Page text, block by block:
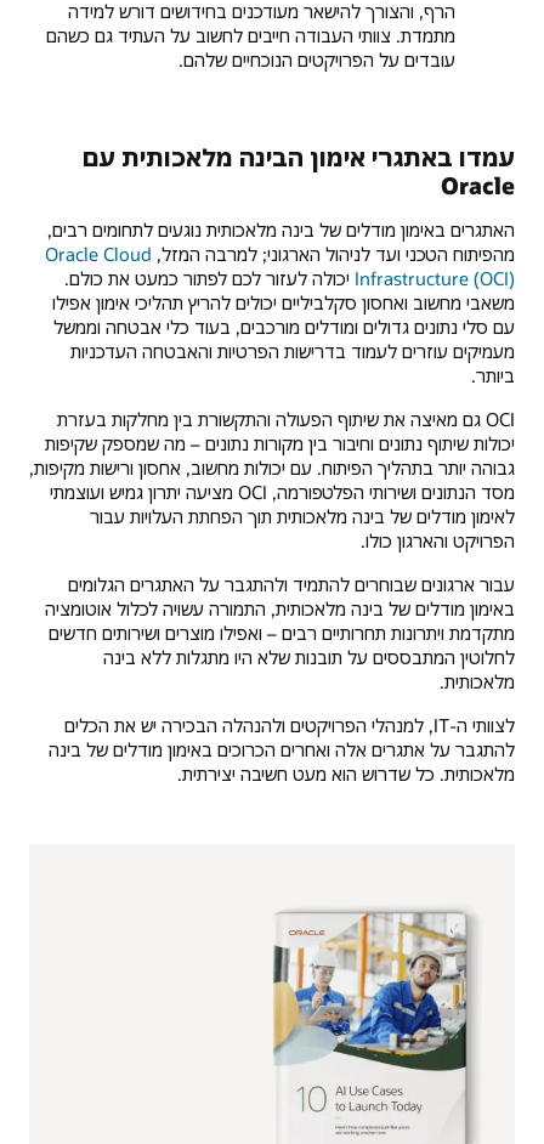
הרף, והצורך להישאר מעודכנים בחידושים דורש למידה
מתמדת. צוותי העבודה חייבים לחשוב על העתיד גם כשהם
עובדים על הפרויקטים הנוכחיים שלהם.
עמדו באתגרי אימון הבינה מלאכותית עם
Oracle
האתגרים באימון מודלים של בינה מלאכותית נוגעים לתחומים רבים,
מהפיתוח הטכני ועד לניהול הארגוני; למרבה המזל, Oracle Cloud
Infrastructure (OCI) יכולה לעזור לכם לפתור כמעט את כולם.
משאבי מחשוב ואחסון סקלביליים יכולים להריץ תהליכי אימון אפילו
עם סלי נתונים גדולים ומודלים מורכבים, בעוד כלי אבטחה וממשל
מעמיקים עוזרים לעמוד בדרישות הפרטיות והאבטחה העדכניות
ביותר.
OCI גם מאיצה את שיתוף הפעולה והתקשורת בין מחלקות בעזרת
יכולות שיתוף נתונים וחיבור בין מקורות נתונים – מה שמספק שקיפות
גבוהה יותר בתהליך הפיתוח. עם יכולות מחשוב, אחסון ורישות מקיפות,
מסד הנתונים ושירותי הפלטפורמה, OCI מציעה יתרון גמיש ועוצמתי
לאימון מודלים של בינה מלאכותית תוך הפחתת העלויות עבור
הפרויקט והארגון כולו.
עבור ארגונים שבוחרים להתמיד ולהתגבר על האתגרים הגלומים
באימון מודלים של בינה מלאכותית, התמורה עשויה לכלול אוטומציה
מתקדמת ויתרונות תחרותיים רבים – ואפילו מוצרים ושירותים חדשים
לחלוטין המתבססים על תובנות שלא היו מתגלות ללא בינה
מלאכותית.
לצוותי ה-IT, למנהלי הפרויקטים ולהנהלה הבכירה יש את הכלים
להתגבר על אתגרים אלה ואחרים הכרוכים באימון מודלים של בינה
מלאכותית. כל שדרוש הוא מעט חשיבה יצירתית.